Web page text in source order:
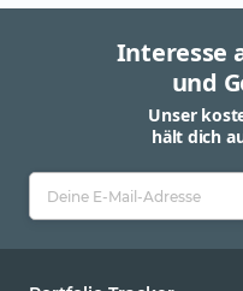
Interesse
und
Unser
hält dich